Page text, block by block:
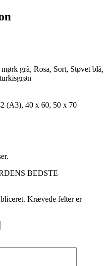
grå, Rosa, Sort, Støvet blå,
(A3), 40 x 60, 50 x 70
BEDSTE
Krævede felter er